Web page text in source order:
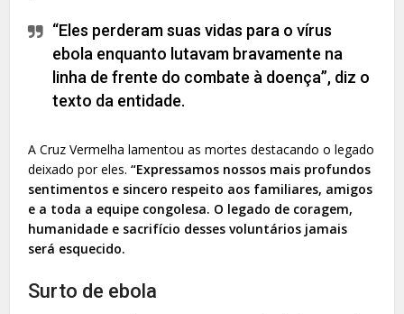
“Eles perderam suas vidas para o vírus
ebola enquanto lutavam bravamente na
linha de frente do combate à doença”, diz o
texto da entidade.
A Cruz Vermelha lamentou as mortes destacando o legado
deixado por eles.“Expressamos nossos mais profundos
sentimentos e sincero respeito aos familiares, amigos
e a toda a equipe congolesa. O legado de coragem,
humanidade e sacrifício desses voluntários jamais
será esquecido.
Surto de ebola